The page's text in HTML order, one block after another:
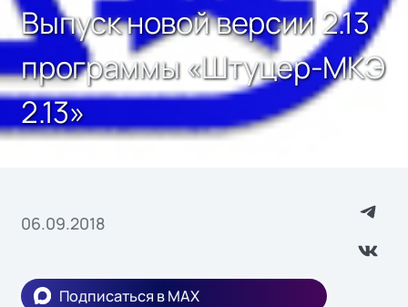
Выпуск новой версии 2.13
программы «Штуцер-МКЭ
2.13»
06.09.2018
Подписаться в MAX